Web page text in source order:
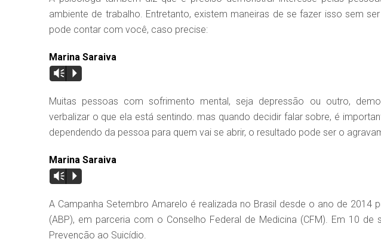
ambiente de trabalho. Entretanto, existem maneiras de se fazer isso sem
pode contar com você, caso precise:
Marina Saraiva
Vm P
Muitas pessoas com sofrimento mental, seja depressão ou outro,
verbalizar o que ela está sentindo. mas quando decidir falar sobre, é
dependendo da pessoa para quem vai se abrir, o resultado pode ser o
Marina Saraiva
Vm P
A Campanha Setembro Amarelo é realizada no Brasil desde o ano de 2014
(ABP), em parceria com o Conselho Federal de Medicina (CFM). Em 10
Prevenção ao Suicídio.